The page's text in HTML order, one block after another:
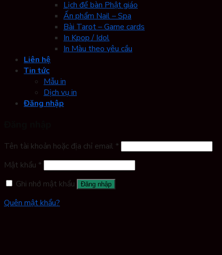
Lịch để bàn Phật giáo
Ấn phẩm Nail – Spa
Bài Tarot – Game cards
In Kpop / Idol
In Màu theo yêu cầu
Liên hệ
Tin tức
Mẫu in
Dịch vụ in
Đăng nhập
Tên tài khoản hoặc địa chỉ email *
Mật khẩu *
Ghi nhớ mật khẩu
Đăng nhập
Quên mật khẩu?